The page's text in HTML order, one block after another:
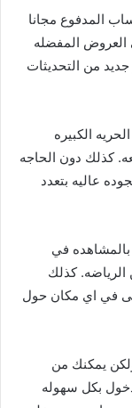
المدفوع مجانا
العروض المفضله
من التحديثات
الكبيره
كذلك دون الحاجه
عاليه بتعدد
بالمشاهده في
الرياضه. كذلك
في اي مكان حول
يمكنك من
بكل سهوله